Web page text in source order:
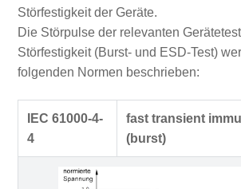
Störfestigkeit der Geräte.
Die Störpulse der relevanten
Störfestigkeit (Burst- und ESD-Test)
folgenden Normen beschrieben:
IEC 61000-4-
4
fast transient
(burst)